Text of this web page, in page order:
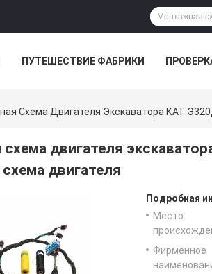
ПУТЕШЕСТВИЕ ФАБРИКИ
Схема Двигателя Экскаватора КАТ
двигателя
двигателя
Подробная
Место
Фирменное